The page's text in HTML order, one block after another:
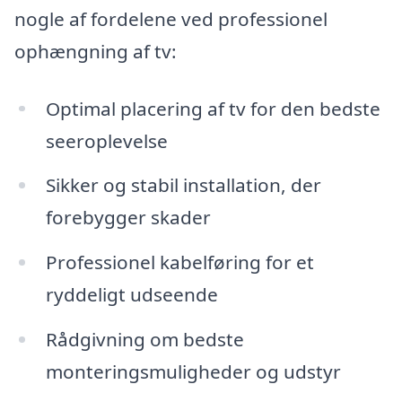
nogle af fordelene ved professionel
ophængning af tv:
Optimal placering af tv for den bedste
seeroplevelse
Sikker og stabil installation, der
forebygger skader
Professionel kabelføring for et
ryddeligt udseende
Rådgivning om bedste
monteringsmuligheder og udstyr